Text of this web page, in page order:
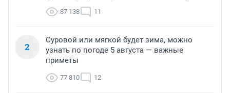
87 138 11
2
Суровой или мягкой будет зима, можно
узнать по погоде 5 августа — важные
приметы
77 810 12